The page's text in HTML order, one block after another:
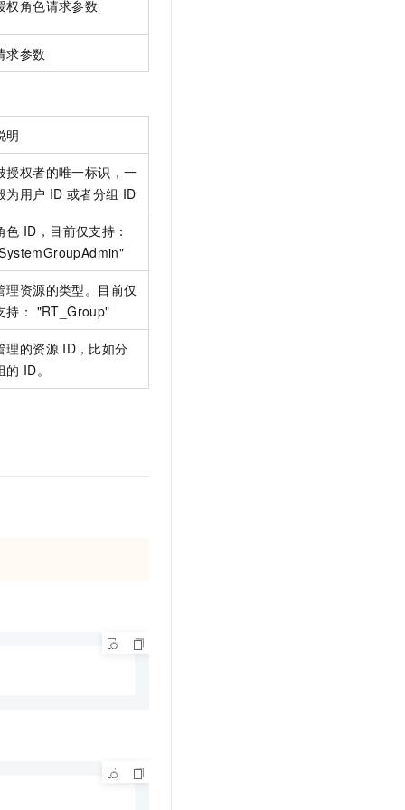
权角色请求参数
求参数
明
授权者的唯一标识，一
为用户 ID 或者分组 ID
色 ID，目前仅支持：
理资源的类型。目前仅
持： "RT_Group"
理的资源 ID，比如分
的 ID。